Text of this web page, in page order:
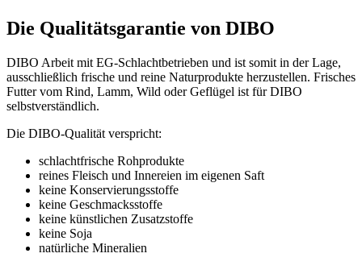
Die Qualitätsgarantie von DIBO
DIBO Arbeit mit EG-Schlachtbetrieben und ist somit in der Lage,
ausschließlich frische und reine Naturprodukte herzustellen. Frisches
Futter vom Rind, Lamm, Wild oder Geflügel ist für DIBO
selbstverständlich.
Die DIBO-Qualität verspricht:
schlachtfrische Rohprodukte
reines Fleisch und Innereien im eigenen Saft
keine Konservierungsstoffe
keine Geschmacksstoffe
keine künstlichen Zusatzstoffe
keine Soja
natürliche Mineralien